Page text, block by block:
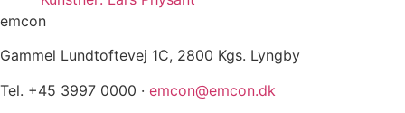
emcon
Gammel Lundtoftevej 1C, 2800 Kgs. Lyngby
Tel. +45 3997 0000 · emcon@emcon.dk